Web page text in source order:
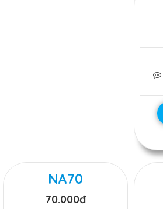
NA70
70.000đ